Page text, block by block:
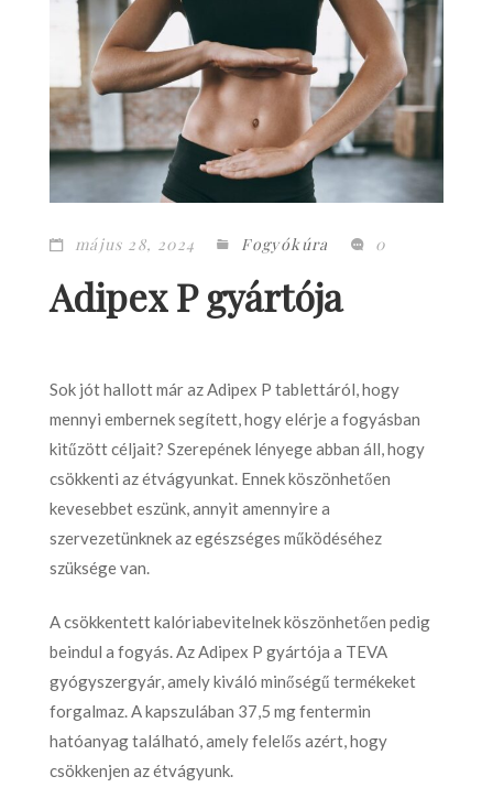
május 28, 2024 Fogyókúra 0
Adipex P gyártója
Sok jót hallott már az Adipex P tablettáról, hogy
mennyi embernek segített, hogy elérje a fogyásban
kitűzött céljait? Szerepének lényege abban áll, hogy
csökkenti az étvágyunkat. Ennek köszönhetően
kevesebbet eszünk, annyit amennyire a
szervezetünknek az egészséges működéséhez
szüksége van.
A csökkentett kalóriabevitelnek köszönhetően pedig
beindul a fogyás. Az Adipex P gyártója a TEVA
gyógyszergyár, amely kiváló minőségű termékeket
forgalmaz. A kapszulában 37,5 mg fentermin
hatóanyag található, amely felelős azért, hogy
csökkenjen az étvágyunk.